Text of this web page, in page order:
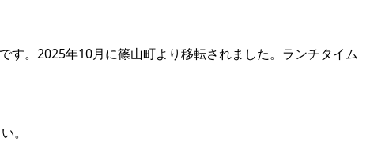
す。2025年10月に篠山町より移転されました。ランチタイム
。